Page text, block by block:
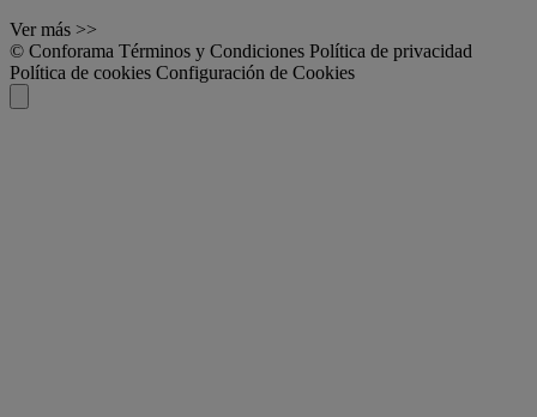
Ver más >>
© Conforama Términos y Condiciones Política de privacidad
Política de cookies Configuración de Cookies